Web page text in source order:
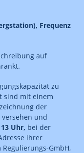
Frequenz
auf
zu
sind mit einem
der
und
Uhr, bei der
ihrer
GmbH,